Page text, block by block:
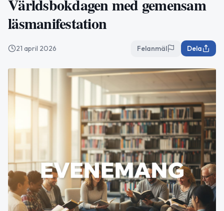
Världsbokdagen med gemensam
läsmanifestation
21 april 2026 Felanmäl Dela